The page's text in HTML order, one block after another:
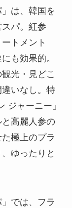
は、韓国を
パ。紅参
トメント
も効果的。
光・見どこ
いなし。特
ジャーニー」
高麗人参の
極上のプラ
ゆったりと
では、フラ